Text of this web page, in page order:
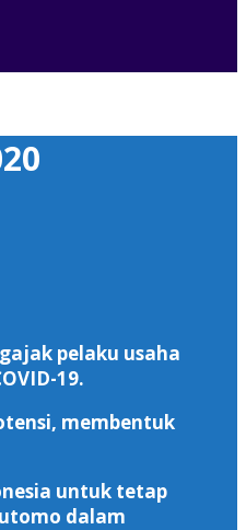
pelaku usaha
19.
membentuk
untuk tetap
dalam